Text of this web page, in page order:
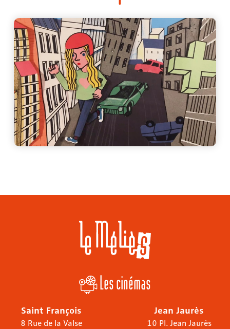
Les cinémas
Saint François
8 Rue de la Valse
Jean Jaurès
10 Pl. Jean Jaurès